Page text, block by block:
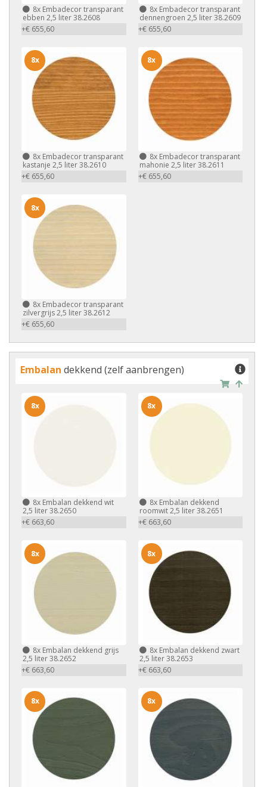
8x Embadecor transparant
ebben 2,5 liter 38.2608
+€ 655,60
8xEmbadecor transparant
dennengroen 2,5 liter 38.2609
+€ 655,60
8x Embadecor transparant
kastanje 2,5 liter 38.2610
+€ 655,60
8x
8xEmbadecor transparant
mahonie 2,5 liter 38.2611
+€ 655,60
8x
8x Embadecor transparant
zilvergrijs 2,5 liter 38.2612
+€ 655,60
8x
Embalan dekkend (zelf aanbrengen)
8x Embalan dekkend wit
2,5 liter 38.2650
+€ 663,60
8x
8xEmbalan dekkend
roomwit 2,5 liter 38.2651
+€ 663,60
8x
8x Embalan dekkend grijs
2,5 liter 38.2652
+€ 663,60
8x
8xEmbalan dekkend zwart
2,5 liter 38.2653
+€ 663,60
8x
8x 8x